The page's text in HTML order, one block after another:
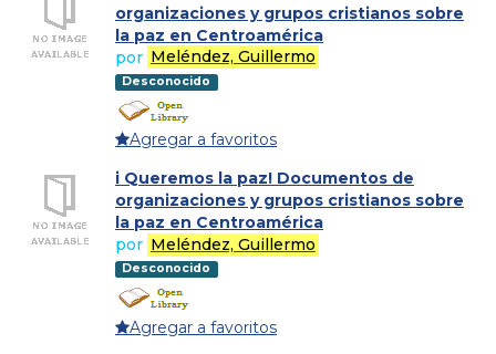
organizaciones y grupos cristianos sobre
la paz en Centroamérica
por Meléndez, Guillermo
Desconocido
Agregar a favoritos
i Queremos la paz! Documentos de
organizaciones y grupos cristianos sobre
la paz en Centroamérica
por Meléndez, Guillermo
Desconocido
Agregar a favoritos